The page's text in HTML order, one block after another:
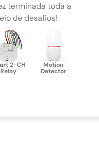
terminada toda a
de desafios!
2-CH
Relay
Motion
Detector